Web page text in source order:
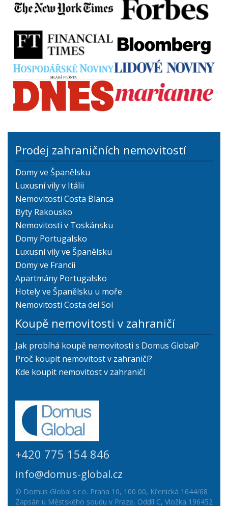
Prodej zahraničních nemovitostí
Domy ve Španělsku
Luxusní vily v Itálii
Nemovitosti Costa Blanca
Byty Rakousko
Nemovitosti v Toskánsku
Domy Portugalsko
Luxusní vily ve Španělsku
Domy ve Francii
Apartmány Portugalsko
Hotely ve Španělsku u moře
Nemovitosti Costa del Sol
Koupě nemovitosti v zahraničí
Jak probíhá koupě nemovitosti s Domus Global?
Proč koupit nemovitost v zahraničí?
Kde koupit nemovitost v zahraničí
+420 775 154 846
info@domus-global.cz
© Domus Global s.r.o. Praha 10, 100 00, Křenická 1644/68
Zapsán u Městského soudu v Praze, Oddíl C, Vložka 196452